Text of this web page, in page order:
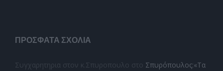
ΠΡΌΣΦΑΤΑ ΣΧΌΛΙΑ
Συγχαρητηρια στον κ.Σπυροπουλο στο Σπυρόπουλος:«Τα